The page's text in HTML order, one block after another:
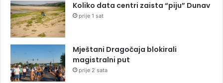
Koliko data centri zaista “piju” Dunav
prije 1 sat
Mještani Dragočaja blokirali
magistralni put
prije 2 sata